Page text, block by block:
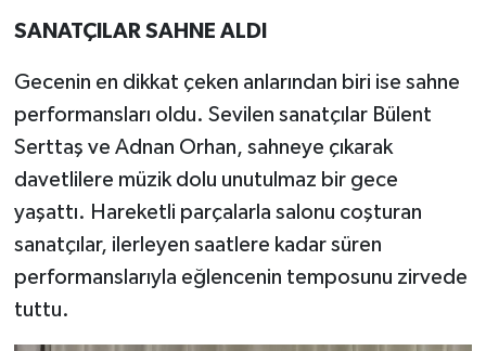
SANATÇILAR SAHNE ALDI
Gecenin en dikkat çeken anlarından biri ise sahne
performansları oldu. Sevilen sanatçılar Bülent
Serttaş ve Adnan Orhan, sahneye çıkarak
davetlilere müzik dolu unutulmaz bir gece
yaşattı. Hareketli parçalarla salonu coşturan
sanatçılar, ilerleyen saatlere kadar süren
performanslarıyla eğlencenin temposunu zirvede
tuttu.